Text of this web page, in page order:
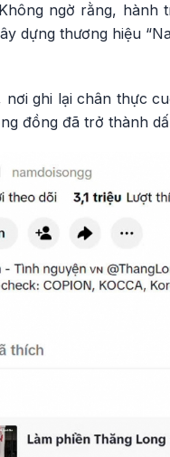
ngờ rằng, hành
dựng thương hiệu
ghi lại chân thực
đồng đã trở thành